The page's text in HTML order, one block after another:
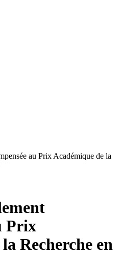
au Prix Académique de la
Prix
Recherche en